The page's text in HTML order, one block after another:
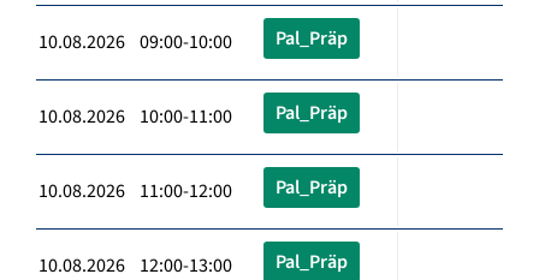
10.08.2026 09:00-10:00 Pal_Präp
10.08.2026 10:00-11:00 Pal_Präp
10.08.2026 11:00-12:00 Pal_Präp
10.08.2026 12:00-13:00 Pal_Präp